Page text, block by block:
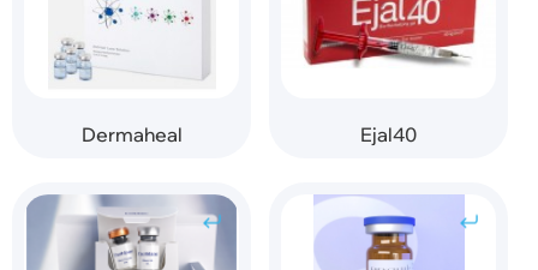
Dermaheal Ejal40